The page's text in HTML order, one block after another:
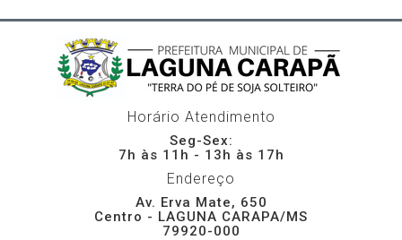
Horário Atendimento
Seg-Sex:
7h às 11h - 13h às 17h
Endereço
Av. Erva Mate, 650
Centro - LAGUNA CARAPA/MS
79920-000